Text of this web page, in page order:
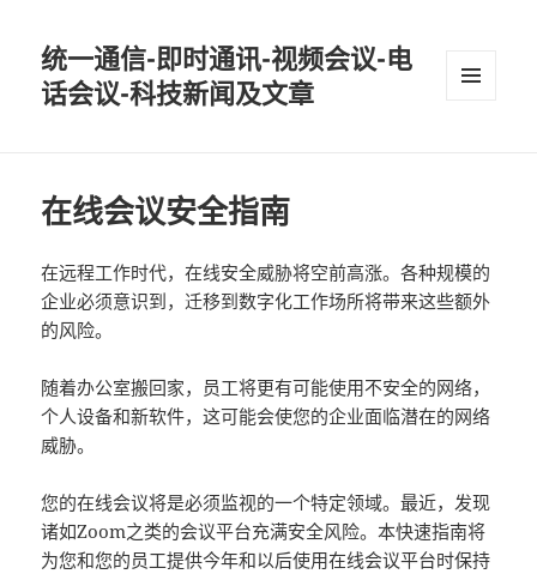
统一通信-即时通讯-视频会议-电
话会议-科技新闻及文章
在线会议安全指南
在远程工作时代，在线安全威胁将空前高涨。各种规模的
企业必须意识到，迁移到数字化工作场所将带来这些额外
的风险。
随着办公室搬回家，员工将更有可能使用不安全的网络，
个人设备和新软件，这可能会使您的企业面临潜在的网络
威胁。
您的在线会议将是必须监视的一个特定领域。最近，发现
诸如Zoom之类的会议平台充满安全风险。本快速指南将
为您和您的员工提供今年和以后使用在线会议平台时保持